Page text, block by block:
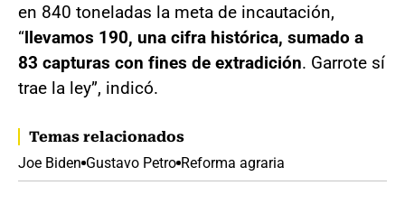
en 840 toneladas la meta de incautación,
“llevamos 190, una cifra histórica, sumado a
83 capturas con fines de extradición. Garrote sí
trae la ley”, indicó.
Temas relacionados
Joe Biden Gustavo Petro Reforma agraria